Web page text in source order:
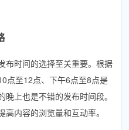
布时间的选择至关重要。根据
点至12点、下午6点至8点是
上也是不错的发布时间段。
内容的浏览量和互动率。